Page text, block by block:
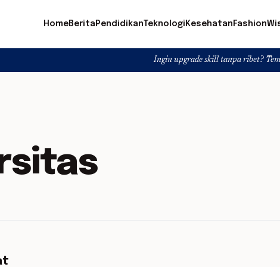
HomeBerita PendidikanTeknologi Kesehatan Fashion
Ingin upgrade skill tanpa ribet? Temukan